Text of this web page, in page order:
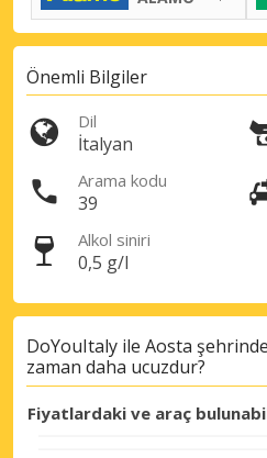
Büyük tasarruflar
Önemli Bilgiler
Dil
İtalyan
Arama kodu
39
Alkol siniri
0,5 g/l
DoYouItaly ile Aosta
zaman daha ucuzdur?
Fiyatlardaki ve araç